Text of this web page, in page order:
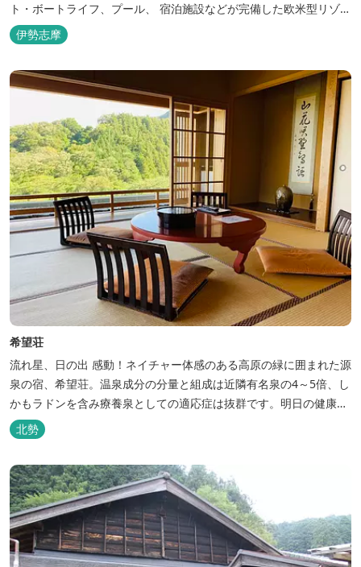
ト・ボートライフ、プール、 宿泊施設などが完備した欧米型リゾー
ト・マリーナの管理・運営を行っております。
伊勢志摩
希望荘
流れ星、日の出 感動！ネイチャー体感のある高原の緑に囲まれた源
泉の宿、希望荘。温泉成分の分量と組成は近隣有名泉の4～5倍、し
かもラドンを含み療養泉としての適応症は抜群です。明日の健康
に、ご宿泊はもちろん日帰り入浴もお気軽にお立ち寄り下さい。 熱
気浴ラドンの泉も新たにオープン！ぜひご利用ください。
北勢